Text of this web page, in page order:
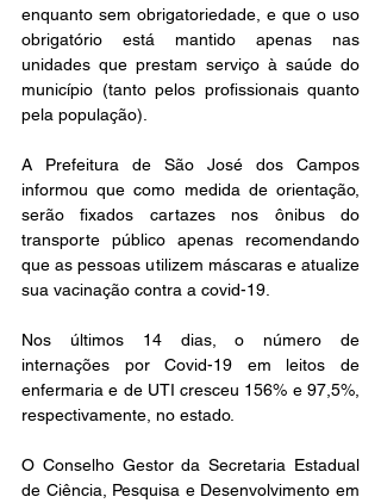
enquanto sem obrigatoriedade, e que o uso
obrigatório está mantido apenas nas
unidades que prestam serviço à saúde do
município (tanto pelos profissionais quanto
pela população).
A Prefeitura de São José dos Campos
informou que como medida de orientação,
serão fixados cartazes nos ônibus do
transporte público apenas recomendando
que as pessoas utilizem máscaras e atualize
sua vacinação contra a covid-19.
Nos últimos 14 dias, o número de
internações por Covid-19 em leitos de
enfermaria e de UTI cresceu 156% e 97,5%,
respectivamente, no estado.
O Conselho Gestor da Secretaria Estadual
de Ciência, Pesquisa e Desenvolvimento em